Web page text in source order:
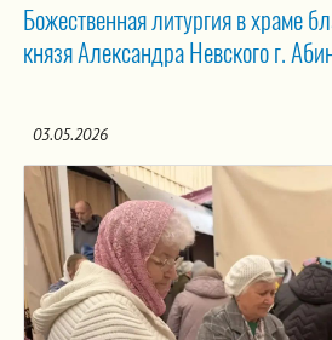
Божественная литургия в храме
князя Александра Невского г.
03.05.2026